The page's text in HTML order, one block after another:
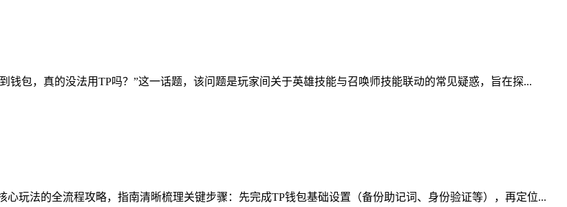
钱包，真的没法用TP吗？”这一话题，该问题是玩家间关于英雄技能与召唤师技能联动的常见疑惑，旨在探...
玩法的全流程攻略，指南清晰梳理关键步骤：先完成TP钱包基础设置（备份助记词、身份验证等），再定位...